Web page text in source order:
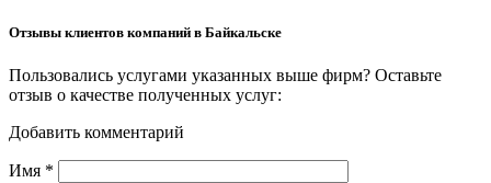
Отзывы клиентов компаний в Байкальске
Пользовались услугами указанных выше фирм? Оставьте
отзыв о качестве полученных услуг:
Добавить комментарий
Имя *